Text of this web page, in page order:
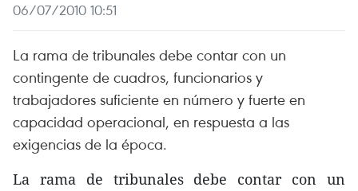
06/07/2010 10:51
La rama de tribunales debe contar con un
contingente de cuadros, funcionarios y
trabajadores suficiente en número y fuerte en
capacidad operacional, en respuesta a las
exigencias de la época.
La rama de tribunales debe contar con un